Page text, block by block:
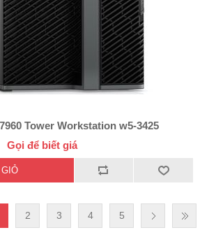
Tower Workstation w5-3425
Gọi để biết giá
2 3 4 5